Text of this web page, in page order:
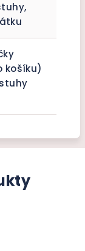
košíku)